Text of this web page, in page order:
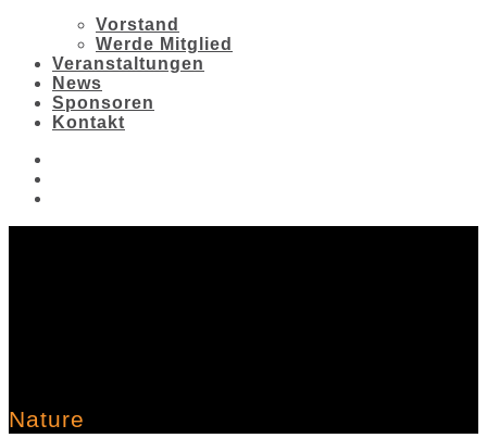
Vorstand
Werde Mitglied
Veranstaltungen
News
Sponsoren
Kontakt
Nature